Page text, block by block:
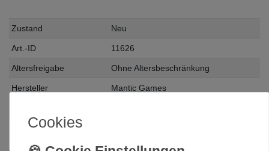
Zustand Neu
Art.-ID 11626
Altersfreigabe Ohne Altersbeschränkung
Hersteller Mantic Games
InhaltCookies